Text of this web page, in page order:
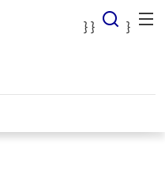
} } }
}